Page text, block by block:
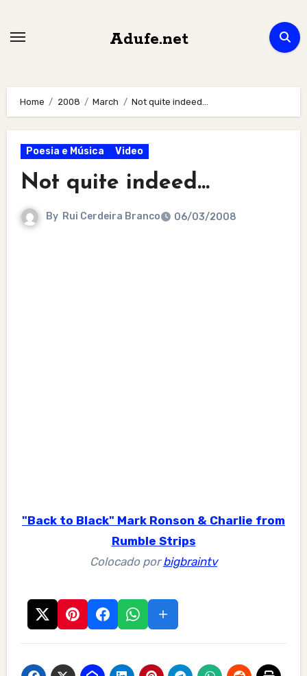
Adufe.net
Home 2008 March Not quite indeed…
Poesia e Música Video
Not quite indeed…
By Rui Cerdeira Branco 06/03/2008
"Back to Black" Mark Ronson & Charlie from
Rumble Strips
Colocado porbigbraintv